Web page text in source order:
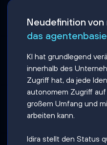
Neudefinition von
das
KI hat grundlegend
innerhalb des
Zugriff hat, da jede
autonomem Zugriff
großem Umfang und
arbeiten kann.
Idira stellt den Status